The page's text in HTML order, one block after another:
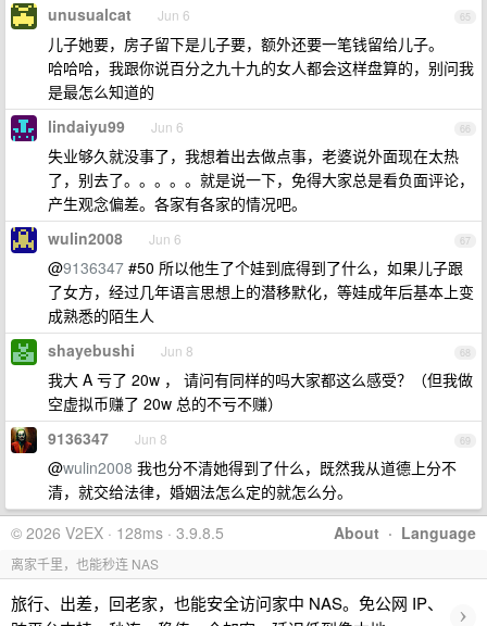
65
unusualcat Jun 6
儿子她要，房子留下是儿子要，额外还要一笔钱留给儿子。
哈哈哈，我跟你说百分之九十九的女人都会这样盘算的，别问我
是最怎么知道的
66
lindaiyu99 Jun 6
失业够久就没事了，我想着出去做点事，老婆说外面现在太热
了，别去了。。。。。就是说一下，免得大家总是看负面评论，
产生观念偏差。各家有各家的情况吧。
67
wulin2008 Jun 6
@9136347 #50 所以他生了个娃到底得到了什么，如果儿子跟
了女方，经过几年语言思想上的潜移默化，等娃成年后基本上变
成熟悉的陌生人
68
shayebushi Jun 8
我大 A 亏了 20w ， 请问有同样的吗大家都这么感受？（但我做
空虚拟币赚了 20w 总的不亏不赚）
69
9136347 Jun 8
@wulin2008 我也分不清她得到了什么，既然我从道德上分不
清，就交给法律，婚姻法怎么定的就怎么分。
About · Language
© 2026 V2EX · 128ms · 3.9.8.5
离家千里，也能秒连 NAS
旅行、出差，回老家，也能安全访问家中 NAS。免公网 IP、
›